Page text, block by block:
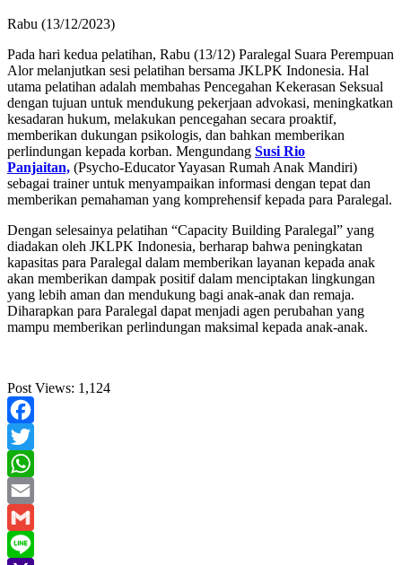
Rabu (13/12/2023)
Pada hari kedua pelatihan, Rabu (13/12) Paralegal Suara Perempuan
Alor melanjutkan sesi pelatihan bersama JKLPK Indonesia. Hal
utama pelatihan adalah membahas Pencegahan Kekerasan Seksual
dengan tujuan untuk mendukung pekerjaan advokasi, meningkatkan
kesadaran hukum, melakukan pencegahan secara proaktif,
memberikan dukungan psikologis, dan bahkan memberikan
perlindungan kepada korban. Mengundang Susi Rio
Panjaitan, (Psycho-Educator Yayasan Rumah Anak Mandiri)
sebagai trainer untuk menyampaikan informasi dengan tepat dan
memberikan pemahaman yang komprehensif kepada para Paralegal.
Dengan selesainya pelatihan “Capacity Building Paralegal” yang
diadakan oleh JKLPK Indonesia, berharap bahwa peningkatan
kapasitas para Paralegal dalam memberikan layanan kepada anak
akan memberikan dampak positif dalam menciptakan lingkungan
yang lebih aman dan mendukung bagi anak-anak dan remaja.
Diharapkan para Paralegal dapat menjadi agen perubahan yang
mampu memberikan perlindungan maksimal kepada anak-anak.
Post Views: 1,124
Facebook
Twitter
WhatsApp
Email
Gmail